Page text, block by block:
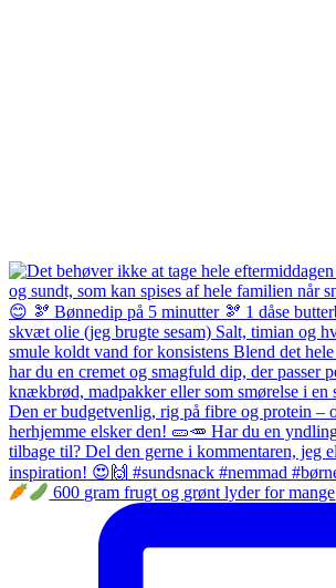
600 gram frugt og grønt lyder for mange